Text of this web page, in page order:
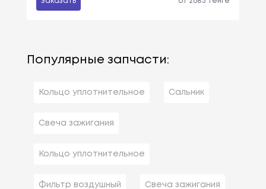
Популярные запчасти:
Кольцо уплотнительное Сальник
Свеча зажигания
Кольцо уплотнительное
Фильтр воздушный Свеча зажигания